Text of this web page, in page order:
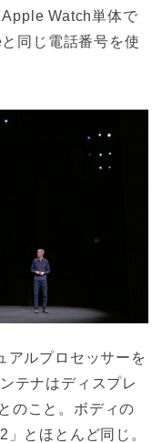
Watch単体で
同じ電話番号を使
アルプロセッサーを
テナはディスプレ
のこと。ボディの
とほとんど同じ。